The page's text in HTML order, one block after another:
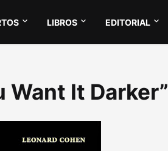
LIBROS EDITORIAL
Want It Darker”